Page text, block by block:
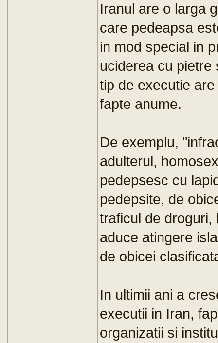
Iranul are o larga
care pedeapsa
in mod special in
uciderea cu pietre
tip de executie
fapte anume.
De exemplu,
adulterul,
pedepsesc cu
pedepsite, de
traficul de droguri,
aduce atingere
de obicei
In ultimii ani a
executii in Iran,
organizatii si